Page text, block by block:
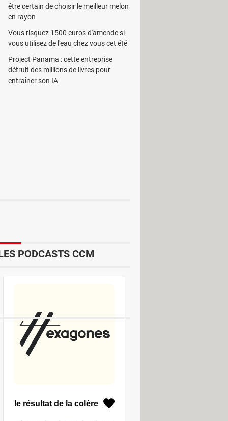
Converter
être certain de choisir le meilleur melon
en rayon
Vous risquez 1500 euros d'amende si
vous utilisez de l'eau chez vous cet été
Project Panama : cette entreprise
détruit des millions de livres pour
entraîner son IA
PODCASTS CCM